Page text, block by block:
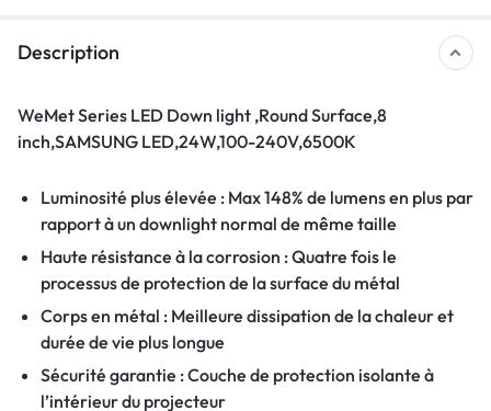
Description
WeMet Series LED Down light ,Round Surface,8
inch,SAMSUNG LED,24W,100-240V,6500K
Luminosité plus élevée : Max 148% de lumens en plus par
rapport à un downlight normal de même taille
Haute résistance à la corrosion : Quatre fois le
processus de protection de la surface du métal
Corps en métal : Meilleure dissipation de la chaleur et
durée de vie plus longue
Sécurité garantie : Couche de protection isolante à
l’intérieur du projecteur